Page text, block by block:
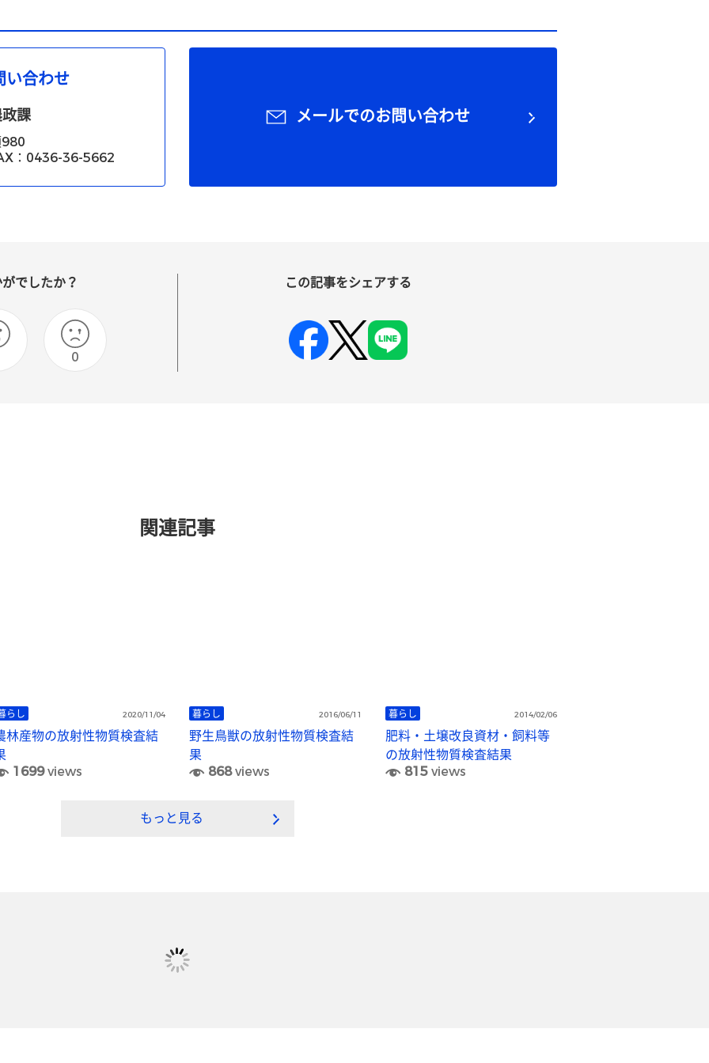
い合わせ
課
：0436-36-5662
メールでのお問い合わせ
でしたか？
0
この記事をシェアする
関連記事
らし 2020/11/04
林産物の放射性物質検査結
1699 views
暮らし 2016/06/11
野生鳥獣の放射性物質検査結
果
868views
暮らし 2014/02/06
肥料・土壌改良資材・飼料等
の放射性物質検査結果
815 views
もっと見る